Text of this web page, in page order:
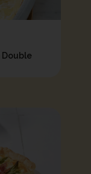
Double